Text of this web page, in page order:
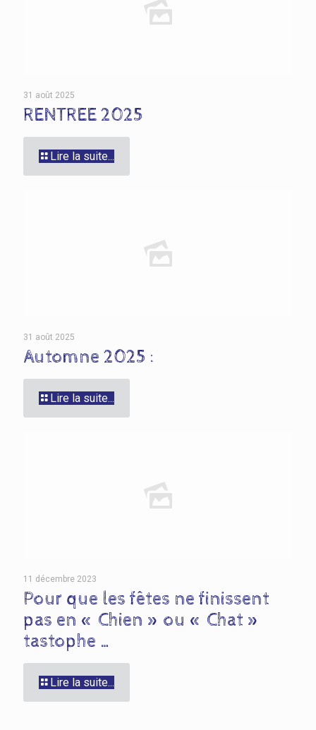
31 août 2025
RENTREE 2025
Lire la suite...
31 août 2025
Automne 2025 :
Lire la suite...
11 décembre 2023
Pour que les fêtes ne finissent
pas en « Chien » ou « Chat »
tastophe …
Lire la suite...